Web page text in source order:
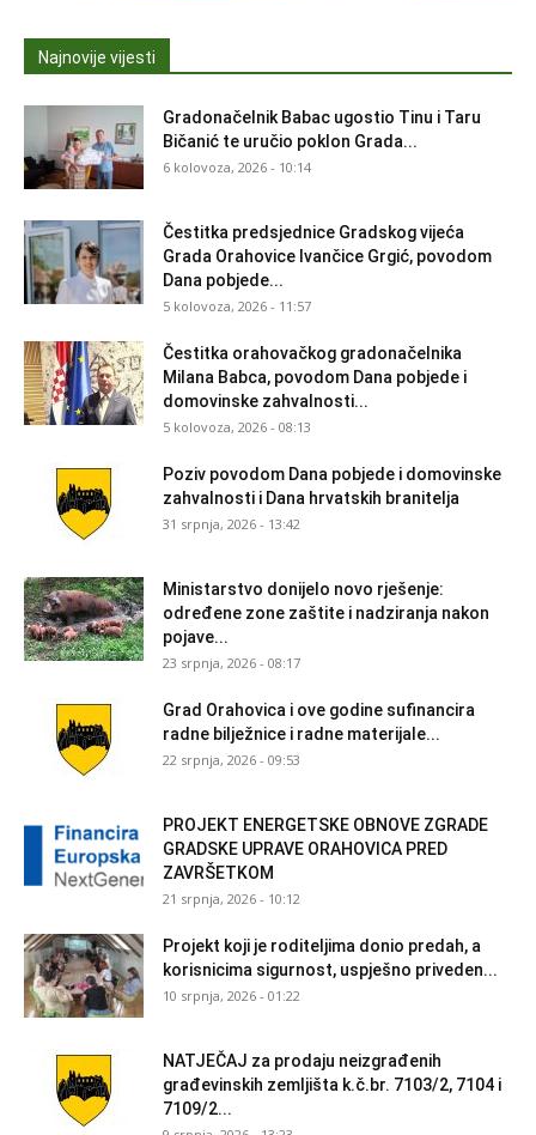
Najnovije vijesti
Gradonačelnik Babac ugostio Tinu i Taru
Bičanić te uručio poklon Grada...
6 kolovoza, 2026 - 10:14
Čestitka predsjednice Gradskog vijeća
Grada Orahovice Ivančice Grgić, povodom
Dana pobjede...
5 kolovoza, 2026 - 11:57
Čestitka orahovačkog gradonačelnika
Milana Babca, povodom Dana pobjede i
domovinske zahvalnosti...
5 kolovoza, 2026 - 08:13
Poziv povodom Dana pobjede i domovinske
zahvalnosti i Dana hrvatskih branitelja
31 srpnja, 2026 - 13:42
Ministarstvo donijelo novo rješenje:
određene zone zaštite i nadziranja nakon
pojave...
23 srpnja, 2026 - 08:17
Grad Orahovica i ove godine sufinancira
radne bilježnice i radne materijale...
22 srpnja, 2026 - 09:53
PROJEKT ENERGETSKE OBNOVE ZGRADE
GRADSKE UPRAVE ORAHOVICA PRED
ZAVRŠETKOM
21 srpnja, 2026 - 10:12
Projekt koji je roditeljima donio predah, a
korisnicima sigurnost, uspješno priveden...
10 srpnja, 2026 - 01:22
NATJEČAJ za prodaju neizgrađenih
građevinskih zemljišta k.č.br. 7103/2, 7104 i
7109/2...